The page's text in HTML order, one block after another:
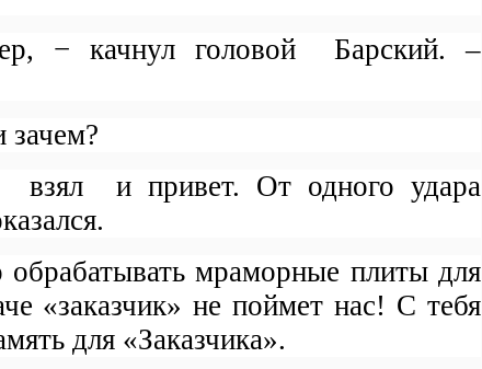
− качнул головой
Барский. –
зачем?
взял
и привет. От одного удара
мраморные плиты для
«заказчик» не поймет нас! С тебя
для «Заказчика».